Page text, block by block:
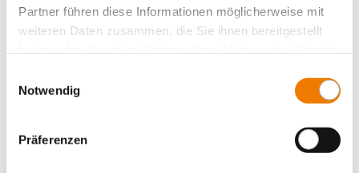
Partner führen diese Informationen möglicherweise mit
weiteren Daten zusammen, die Sie ihnen bereitgestellt
Notwendig
Präferenzen
Lastumschalter mit Motorantrieb, 3-polig
Lastumschalter 3-polig, Schließen vor Öffnen
Lastumschalter, 3-polig +N
Lastumschalter, 4-polig
Zubehör